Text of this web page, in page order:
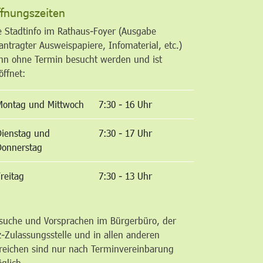
Stadtinfo im Rathaus-Foyer (Ausgabe
Ausweispapiere, Infomaterial, etc.)
ohne Termin besucht werden und ist
und Mittwoch 7:30 - 16 Uhr
und
7:30 - 17 Uhr
7:30 - 13 Uhr
und Vorsprachen im Bürgerbüro, der
Zulassungsstelle und in allen anderen
sind nur nach Terminvereinbarung